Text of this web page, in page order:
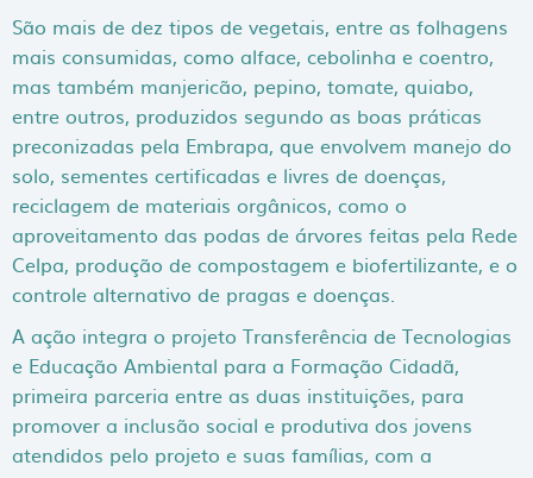
São mais de dez tipos de vegetais, entre as folhagens
mais consumidas, como alface, cebolinha e coentro,
mas também manjericão, pepino, tomate, quiabo,
entre outros, produzidos segundo as boas práticas
preconizadas pela Embrapa, que envolvem manejo do
solo, sementes certificadas e livres de doenças,
reciclagem de materiais orgânicos, como o
aproveitamento das podas de árvores feitas pela Rede
Celpa, produção de compostagem e biofertilizante, e o
controle alternativo de pragas e doenças.
A ação integra o projeto Transferência de Tecnologias
e Educação Ambiental para a Formação Cidadã,
primeira parceria entre as duas instituições, para
promover a inclusão social e produtiva dos jovens
atendidos pelo projeto e suas famílias, com a